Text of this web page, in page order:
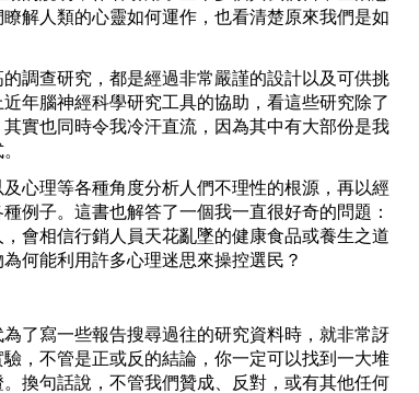
解人類的心靈如何運作，也看清楚原來我們是如
查研究，都是經過非常嚴謹的設計以及可供挑
年腦神經科學研究工具的協助，看這些研究除了
實也同時令我冷汗直流，因為其中有大部份是我
理等各種角度分析人們不理性的根源，再以經
例子。這書也解答了一個我一直很好奇的問題：
會相信行銷人員天花亂墜的健康食品或養生之道
何能利用許多心理迷思來操控選民？
寫一些報告搜尋過往的研究資料時，就非常訝
，不管是正或反的結論，你一定可以找到一大堆
換句話說，不管我們贊成、反對，或有其他任何